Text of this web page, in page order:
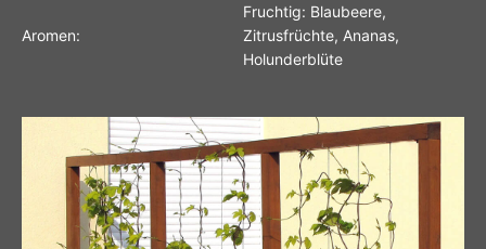
Aromen:
Fruchtig: Blaubeere,
Zitrusfrüchte, Ananas,
Holunderblüte